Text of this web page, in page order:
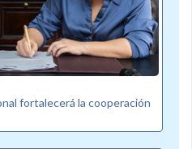
fortalecerá la cooperación